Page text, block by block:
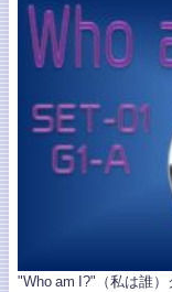
"Who am I?"（私は誰）